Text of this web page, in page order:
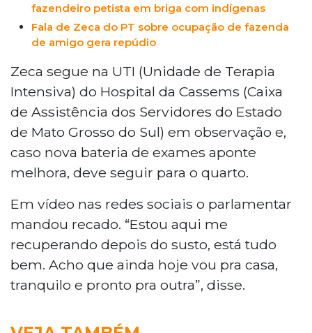
fazendeiro petista em briga com indígenas
Fala de Zeca do PT sobre ocupação de fazenda
de amigo gera repúdio
Zeca segue na UTI (Unidade de Terapia
Intensiva) do Hospital da Cassems (Caixa
de Assistência dos Servidores do Estado
de Mato Grosso do Sul) em observação e,
caso nova bateria de exames aponte
melhora, deve seguir para o quarto.
Em vídeo nas redes sociais o parlamentar
mandou recado. “Estou aqui me
recuperando depois do susto, está tudo
bem. Acho que ainda hoje vou pra casa,
tranquilo e pronto pra outra”, disse.